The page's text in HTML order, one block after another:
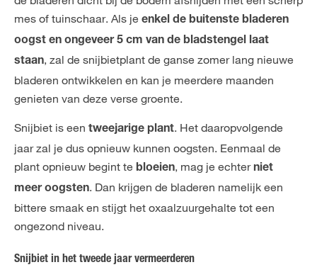
mes of tuinschaar. Als je enkel de buitenste bladeren
oogst en ongeveer 5 cm van de bladstengel laat
staan, zal de snijbietplant de ganse zomer lang nieuwe
bladeren ontwikkelen en kan je meerdere maanden
genieten van deze verse groente.
Snijbiet is een tweejarige plant. Het daaropvolgende
jaar zal je dus opnieuw kunnen oogsten. Eenmaal de
plant opnieuw begint te bloeien, mag je echterniet
meer oogsten. Dan krijgen de bladeren namelijk een
bittere smaak en stijgt het oxaalzuurgehalte tot een
ongezond niveau.
Snijbiet in het tweede jaar vermeerderen